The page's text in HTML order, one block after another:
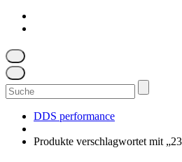
Suchen
nach:
DDS performance
Produkte verschlagwortet mit